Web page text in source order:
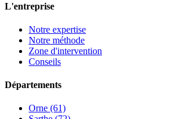
L'entreprise
Notre expertise
Notre méthode
Zone d'intervention
Conseils
Départements
Orne (61)